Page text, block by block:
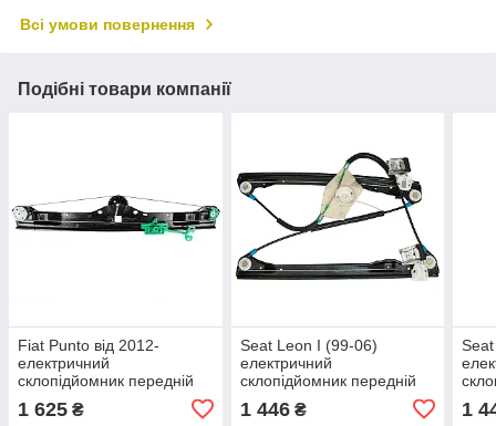
Всі умови повернення
Подібні товари компанії
Fiat Punto від 2012-
електричний
склопідйомник передній
Фіат Пунто
1 625 ₴
Seat Leon I (99-06)
електричний
склопідйомник передній
лівий без моторчика, Сеат
Леон 1
1 446₴ 1